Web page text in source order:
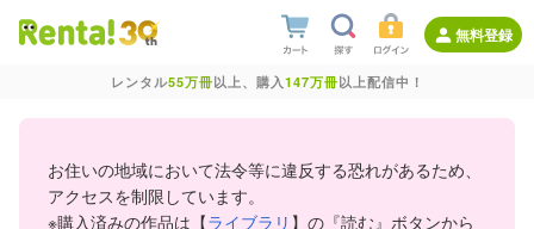
無料登録
レンタル55万冊以上、購入147万冊以上配信中！
お住いの地域において法令等に違反する恐れがあるため、
アクセスを制限しています。
※購入済みの作品は【ライブラリ 】の『読む』ボタンから